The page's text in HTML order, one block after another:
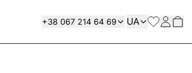
Contact
+38 067 214 64 69 Мова
UA